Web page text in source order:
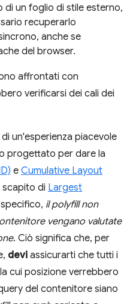
un foglio di stile esterno,
recuperarlo
anche se
del browser.
affrontati con
verificarsi dei cali dei
un'esperienza piacevole
progettato per dare la
e Cumulative Layout
scapito di Largest
il polyfill non
vengano valutate
. Ciò significa che, per
devi assicurarti che tutti i
cui posizione verrebbero
del contenitore siano